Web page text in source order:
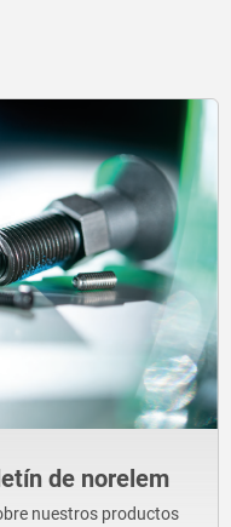
de norelem
nuestros productos